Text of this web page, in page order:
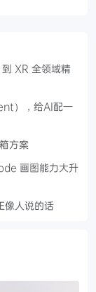
XR 全领域精
），给AI配一
方案
画图能力大升
人说的话